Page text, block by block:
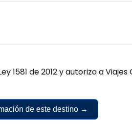
1581 de 2012 y autorizo a
de este destino →